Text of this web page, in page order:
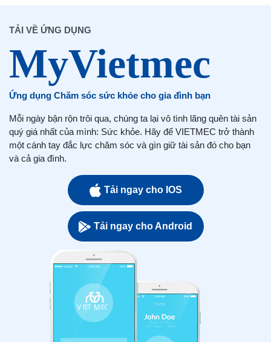
TẢI VỀ ỨNG DỤNG
Ứng dụng Chăm sóc sức khỏe cho gia đình bạn
Mỗi ngày bận rộn trôi qua, chúng ta lại vô tình lãng quên tài sản
quý giá nhất của mình: Sức khỏe. Hãy để VIETMEC trở thành
một cánh tay đắc lực chăm sóc và gìn giữ tài sản đó cho bạn
và cả gia đình.
Tải ngay cho IOS
Tải ngay cho Android